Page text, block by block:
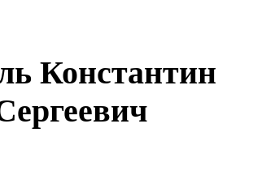
Константин